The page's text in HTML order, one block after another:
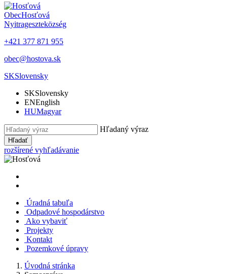
ObecHosťová
Nyitrageszteközség
+421 377 871 955
obec@hostova.sk
SKSlovensky
SKSlovensky
ENEnglish
HUMagyar
Hľadaný výraz
Hľadať
rozšírené vyhľadávanie
Úradná tabuľa
Odpadové hospodárstvo
Ako vybaviť
Projekty
Kontakt
Pozemkové úpravy
Úvodná stránka